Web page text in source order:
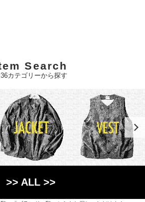
Search
カテゴリーから探す
>> ALL >>